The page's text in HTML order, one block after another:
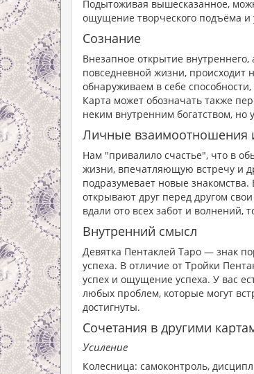
Подытоживая вышесказанное,
ощущение творческого подъёма и
Сознание
Внезапное открытие
повседневной жизни, происходит
обнаруживаем в себе
Карта может обозначать также
неким внутренним богатством, но
Личные взаимоотношения
Нам "привалило счастье", что в
жизни, впечатляющую встречу и
подразумевает новые
открывают друг перед другом
вдали ото всех забот и волнений,
Внутренний смысл
Девятка Пентаклей Таро — знак
успеха. В отличие от Тройки
успех и ощущение успеха. У вас
любых проблем, которые могут
достигнуты.
Сочетания в другими
Усиление
Колесница: самоконтроль,